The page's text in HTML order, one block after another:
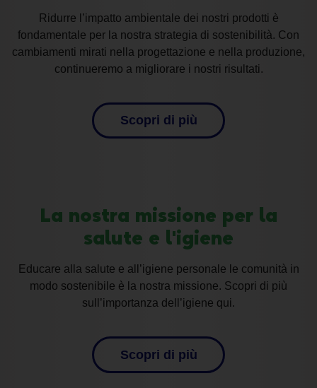
Ridurre l’impatto ambientale dei nostri prodotti è
fondamentale per la nostra strategia di sostenibilità. Con
cambiamenti mirati nella progettazione e nella produzione,
continueremo a migliorare i nostri risultati.
Scopri di più
La nostra missione per la
salute e l'igiene
Educare alla salute e all’igiene personale le comunità in
modo sostenibile è la nostra missione. Scopri di più
sull’importanza dell’igiene qui.
Scopri di più